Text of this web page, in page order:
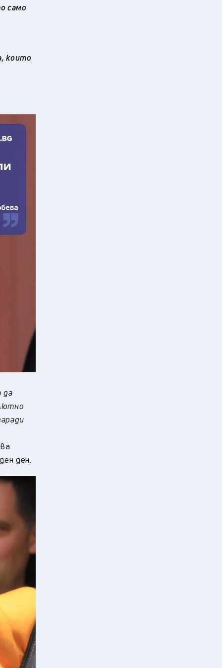
само
които
да
ден.